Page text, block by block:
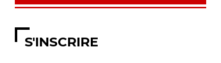
S'INSCRIRE